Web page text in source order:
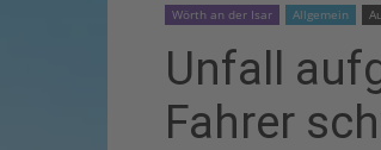
Wörth an der Isar
Allgemein
Unfall
Fahrer